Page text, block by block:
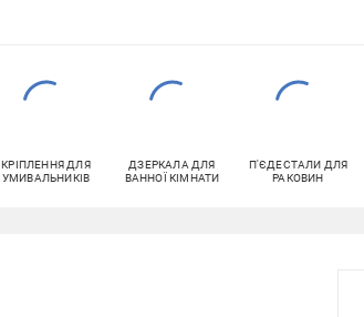
КРІПЛЕННЯ ДЛЯ
УМИВАЛЬНИКІВ
ДЗЕРКАЛА ДЛЯ
ВАННОЇ КІМНАТИ
П'ЄДЕСТАЛИ ДЛЯ
РАКОВИН